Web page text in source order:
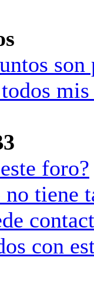
foro?
tiene
con